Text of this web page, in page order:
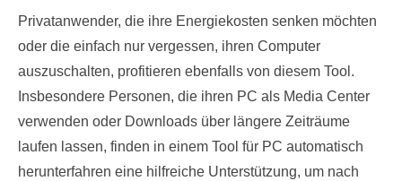
Privatanwender, die ihre Energiekosten senken möchten
oder die einfach nur vergessen, ihren Computer
auszuschalten, profitieren ebenfalls von diesem Tool.
Insbesondere Personen, die ihren PC als Media Center
verwenden oder Downloads über längere Zeiträume
laufen lassen, finden in einem Tool für PC automatisch
herunterfahren eine hilfreiche Unterstützung, um nach